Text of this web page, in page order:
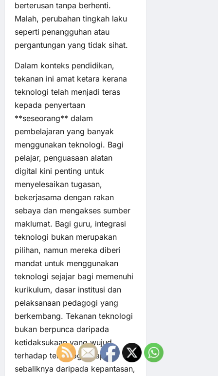
berterusan tanpa berhenti.
Malah, perubahan tingkah laku
seperti penangguhan atau
pergantungan yang tidak sihat.
Dalam konteks pendidikan,
tekanan ini amat ketara kerana
teknologi telah menjadi teras
kepada penyertaan
**seseorang** dalam
pembelajaran yang banyak
menggunakan teknologi. Bagi
pelajar, penguasaan alatan
digital kini penting untuk
menyelesaikan tugasan,
bekerjasama dengan rakan
sebaya dan mengakses sumber
maklumat. Bagi guru, integrasi
teknologi bukan merupakan
pilihan, namun mereka diberi
mandat untuk menggunakan
teknologi sejajar bagi memenuhi
kurikulum, dasar institusi dan
pelaksanaan pedagogi yang
berkembang. Tekanan teknologi
bukan berpunca daripada
ketidaksukaan yang wujud
terhadap teknologi tetapi
sebaliknya daripada kepantasan,